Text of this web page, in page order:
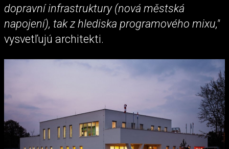
dopravní infrastruktury (nová městská
napojení), tak z hlediska programového mixu,"
vysvetľujú architekti.